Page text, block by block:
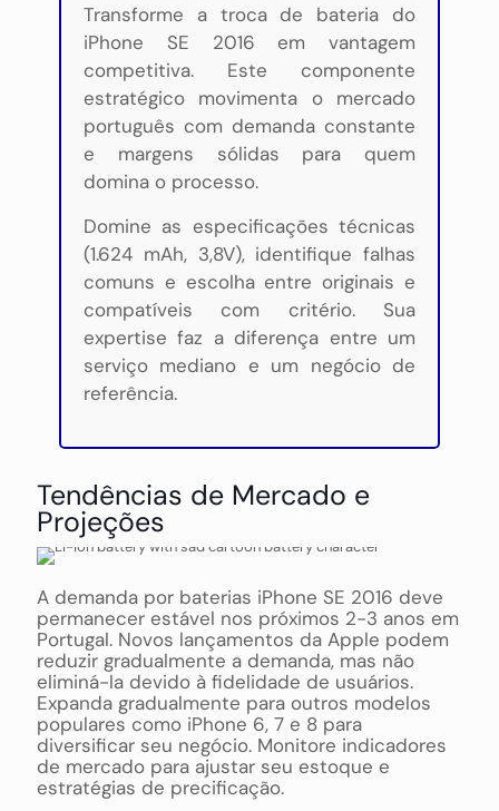
Transforme a troca de bateria do
iPhone SE 2016 em vantagem
competitiva. Este componente
estratégico movimenta o mercado
português com demanda constante
e margens sólidas para quem
domina o processo.
Domine as especificações técnicas
(1.624 mAh, 3,8V), identifique falhas
comuns e escolha entre originais e
compatíveis com critério. Sua
expertise faz a diferença entre um
serviço mediano e um negócio de
referência.
Tendências de Mercado e
Projeções
A demanda por baterias iPhone SE 2016 deve
permanecer estável nos próximos 2-3 anos em
Portugal. Novos lançamentos da Apple podem
reduzir gradualmente a demanda, mas não
eliminá-la devido à fidelidade de usuários.
Expanda gradualmente para outros modelos
populares como iPhone 6, 7 e 8 para
diversificar seu negócio. Monitore indicadores
de mercado para ajustar seu estoque e
estratégias de precificação.